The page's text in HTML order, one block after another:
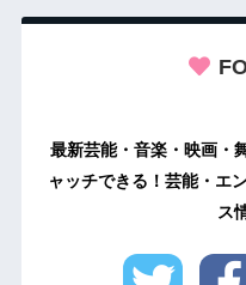
最新芸能・音楽・映画・
ャッチできる！芸能・エ
ス